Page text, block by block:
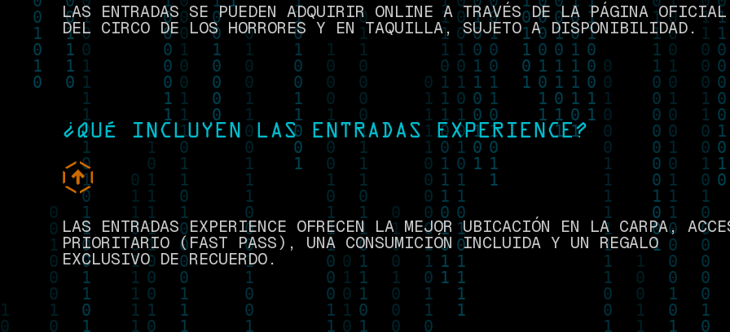
LAS ENTRADAS SE PUEDEN ADQUIRIR ONLINE A TRAVÉS DE LA PÁGINA OFICIAL
DEL CIRCO DE LOS HORRORES Y EN TAQUILLA, SUJETO A DISPONIBILIDAD.
¿QUÉ INCLUYEN LAS ENTRADAS EXPERIENCE?
LAS ENTRADAS EXPERIENCE OFRECEN LA MEJOR UBICACIÓN EN LA CARPA,
PRIORITARIO (FAST PASS), UNA CONSUMICIÓN INCLUIDA Y UN REGALO
EXCLUSIVO DE RECUERDO.